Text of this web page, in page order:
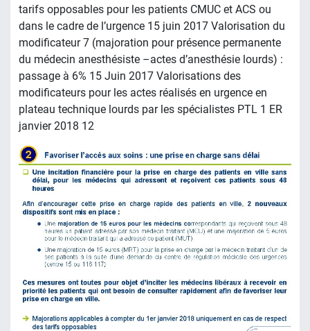
tarifs opposables pour les patients CMUC et ACS ou
dans le cadre de l’urgence 15 juin 2017 Valorisation du
modificateur 7 (majoration pour présence permanente
du médecin anesthésiste –actes d’anesthésie lourds) :
passage à 6% 15 Juin 2017 Valorisations des
modificateurs pour les actes réalisés en urgence en
plateau technique lourds par les spécialistes PTL 1 ER
janvier 2018 12